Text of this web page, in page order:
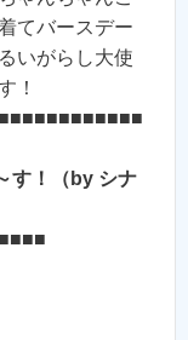
てバースデー
いがらし大使
！
す！（by シナ